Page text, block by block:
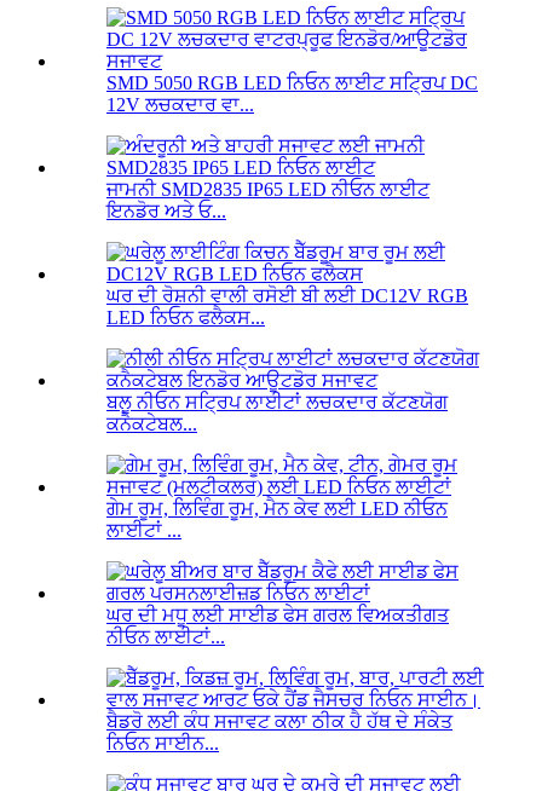
SMD 5050 RGB LED ਨਿਓਨ ਲਾਈਟ ਸਟ੍ਰਿਪ DC
12V ਲਚਕਦਾਰ ਵਾ...
ਜਾਮਨੀ SMD2835 IP65 LED ਨੀਓਨ ਲਾਈਟ
ਇਨਡੋਰ ਅਤੇ ਓ...
ਘਰ ਦੀ ਰੋਸ਼ਨੀ ਵਾਲੀ ਰਸੋਈ ਬੀ ਲਈ DC12V RGB
LED ਨਿਓਨ ਫਲੈਕਸ...
ਬਲੂ ਨੀਓਨ ਸਟ੍ਰਿਪ ਲਾਈਟਾਂ ਲਚਕਦਾਰ ਕੱਟਣਯੋਗ
ਕਨੈਕਟੇਬਲ...
ਗੇਮ ਰੂਮ, ਲਿਵਿੰਗ ਰੂਮ, ਮੈਨ ਕੇਵ ਲਈ LED ਨੀਓਨ
ਲਾਈਟਾਂ ...
ਘਰ ਦੀ ਮਧੂ ਲਈ ਸਾਈਡ ਫੇਸ ਗਰਲ ਵਿਅਕਤੀਗਤ
ਨੀਓਨ ਲਾਈਟਾਂ...
ਬੈਡਰੋ ਲਈ ਕੰਧ ਸਜਾਵਟ ਕਲਾ ਠੀਕ ਹੈ ਹੱਥ ਦੇ ਸੰਕੇਤ
ਨਿਓਨ ਸਾਈਨ...